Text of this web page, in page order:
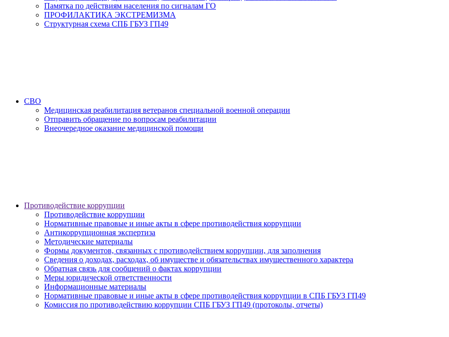
Памятка по действиям населения по сигналам ГО
ПРОФИЛАКТИКА ЭКСТРЕМИЗМА
Структурная схема СПБ ГБУЗ ГП49
СВО
Медицинская реабилитация ветеранов специальной военной операции
Отправить обращение по вопросам реабилитации
Внеочередное оказание медицинской помощи
Противодействие коррупции
Противодействие коррупции
Нормативные правовые и иные акты в сфере противодействия коррупции
Антикоррупционная экспертиза
Методические материалы
Формы документов, связанных с противодействием коррупции, для заполнения
Сведения о доходах, расходах, об имуществе и обязательствах имущественного характера
Обратная связь для сообщений о фактах коррупции
Меры юридической ответственности
Информационные материалы
Нормативные правовые и иные акты в сфере противодействия коррупции в СПБ ГБУЗ ГП49
Комиссия по противодействию коррупции СПБ ГБУЗ ГП49 (протоколы, отчеты)